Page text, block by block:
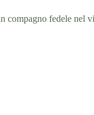
fedele nel